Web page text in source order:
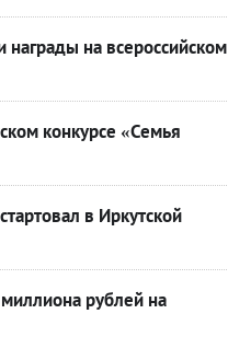
на всероссийском
конкурсе «Семья
в Иркутской
рублей на